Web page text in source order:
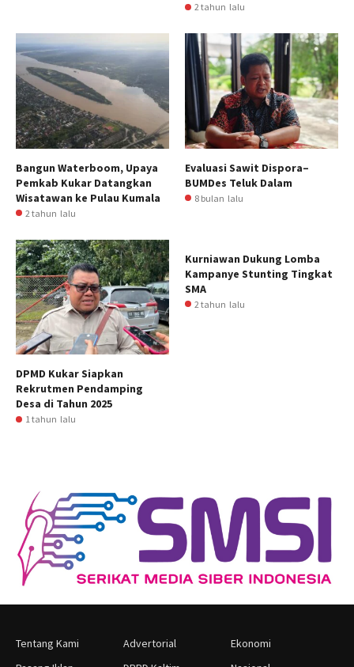
2 tahun lalu
Bangun Waterboom, Upaya
Pemkab Kukar Datangkan
Wisatawan ke Pulau Kumala
2 tahun lalu
Evaluasi Sawit Dispora–
BUMDes Teluk Dalam
8 bulan lalu
DPMD Kukar Siapkan
Rekrutmen Pendamping
Desa di Tahun 2025
1 tahun lalu
Kurniawan Dukung Lomba
Kampanye Stunting Tingkat
SMA
2 tahun lalu
Tentang Kami
Advertorial
Ekonomi